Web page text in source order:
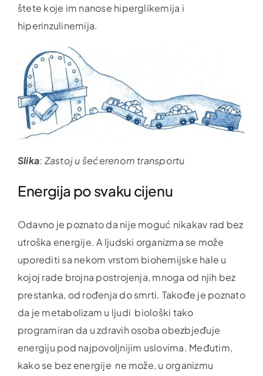
štete koje im nanose hiperglikemija i
hiperinzulinemija.
Slika: Zastoj u šećerenom transportu
Energija po svaku cijenu
Odavno je poznato da nije moguć nikakav rad bez
utroška energije. A ljudski organizma se može
uporediti sa nekom vrstom biohemijske hale u
kojoj rade brojna postrojenja, mnoga od njih bez
prestanka, od rođenja do smrti. Takođe je poznato
da je metabolizam u ljudi biološki tako
programiran da u zdravih osoba obezbjeđuje
energiju pod najpovoljnijim uslovima. Međutim,
kako se bez energije ne može, u organizmu